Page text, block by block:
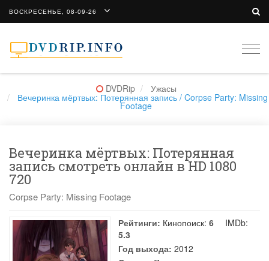
ВОСКРЕСЕНЬЕ, 08-09-26
DVDRip Ужасы
Вечеринка мёртвых: Потерянная запись / Corpse Party: Missing
Footage
Вечеринка мёртвых: Потерянная
запись смотреть онлайн в HD 1080
720
Corpse Party: Missing Footage
Рейтинги: Кинопоиск: 6
IMDb:
5.3
Год выхода: 2012